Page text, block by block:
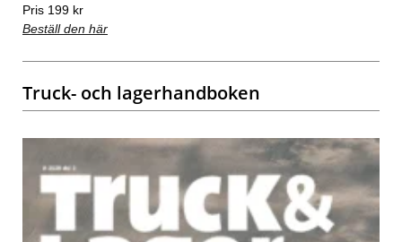
Pris 199 kr
Beställ den här
Truck- och lagerhandboken